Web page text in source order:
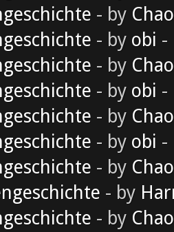
- by
- by obi -
- by
- by obi -
- by
- by obi -
- by
- by
- by